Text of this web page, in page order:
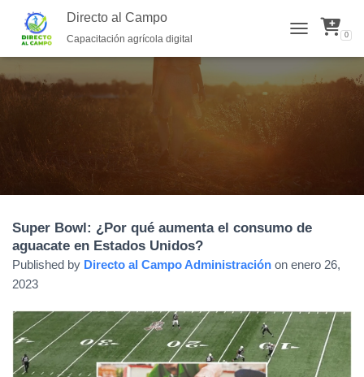
Directo al Campo
Capacitación agrícola digital TOGGLE 0
Super Bowl: ¿Por qué aumenta el consumo de
aguacate en Estados Unidos?
Published by Directo al Campo Administración on enero 26,
2023